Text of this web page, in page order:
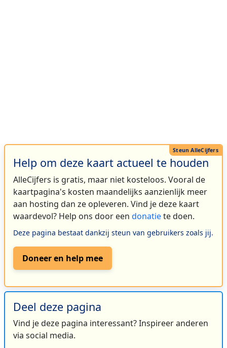
Help om deze kaart actueel te houden
AlleCijfers is gratis, maar niet kosteloos. Vooral de
kaartpagina's kosten maandelijks aanzienlijk meer
aan hosting dan ze opleveren. Vind je deze kaart
waardevol? Help ons door een donatiete doen.
Deze pagina bestaat dankzij steun van gebruikers zoals jij.
Doneer en help mee
Deel deze pagina
Vind je deze pagina interessant? Inspireer anderen
via social media.